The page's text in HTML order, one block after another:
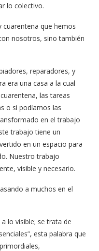
lo colectivo.
que hemos
nosotros, sino también
reparadores, y
era una casa a la cual
las tareas
o si podíamos las
en el trabajo
trabajo tiene un
en un espacio para
Nuestro trabajo
visible y necesario.
a muchos en el
lo visible; se trata de
esta palabra que